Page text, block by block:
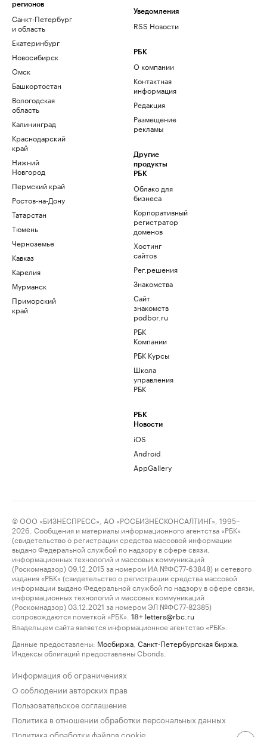
регионов
Санкт-Петербург
и область
Екатеринбург
Новосибирск
Омск
Башкортостан
Вологодская
область
Калининград
Краснодарский
край
Нижний
Новгород
Пермский край
Ростов-на-Дону
Татарстан
Тюмень
Черноземье
Кавказ
Карелия
Мурманск
Приморский
край
Уведомления
RSS Новости
РБК
О компании
Контактная
информация
Редакция
Размещение
рекламы
Другие
продукты
РБК
Облако для
бизнеса
Корпоративный
регистратор
доменов
Хостинг
сайтов
Рег.решения
Знакомства
Сайт
знакомств
podbor.ru
РБК
Компании
РБК Курсы
Школа
управления
РБК
РБК
Новости
iOS
Android
AppGallery
© ООО «БИЗНЕСПРЕСС», АО «РОСБИЗНЕСКОНСАЛТИНГ», 1995–
2026. Сообщения и материалы информационного агентства «РБК»
(свидетельство о регистрации средства массовой информации
выдано Федеральной службой по надзору в сфере связи,
информационных технологий и массовых коммуникаций
(Роскомнадзор) 09.12.2015 за номером ИА №ФС77-63848) и сетевого
издания «РБК» (свидетельство о регистрации средства массовой
информации выдано Федеральной службой по надзору в сфере связи,
информационных технологий и массовых коммуникаций
(Роскомнадзор) 03.12.2021 за номером ЭЛ №ФС77-82385)
сопровождаются пометкой «РБК».
18+ letters@rbc.ru
Владельцем сайта является информационное агентство «РБК».
Данные предоставлены: Мосбиржа Санкт-Петербургская биржа
Индексы облигаций предоставлены Cbonds.
Информация об ограничениях
О соблюдении авторских прав
Пользовательское соглашение
Политика в отношении обработки персональных данных
Политика обработки файлов cookie